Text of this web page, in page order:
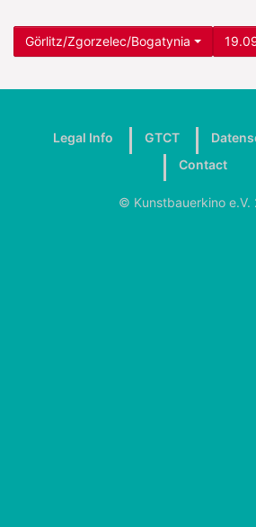
Görlitz/Zgorzelec/Bogatynia
Legal Info GTCT
Contact
© Kunstbauerkino e.V.